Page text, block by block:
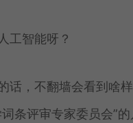
工智能呀？
话，不翻墙会看到啥
条评审专家委员会”